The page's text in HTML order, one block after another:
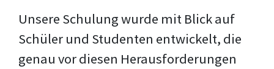
Unsere Schulung wurde mit Blick auf
Schüler und Studenten entwickelt, die
genau vor diesen Herausforderungen